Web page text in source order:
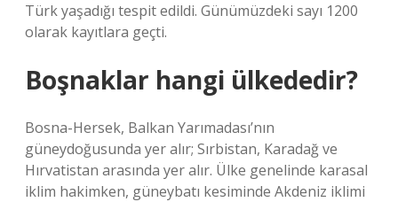
Türk yaşadığı tespit edildi. Günümüzdeki sayı 1200
olarak kayıtlara geçti.
Boşnaklar hangi ülkededir?
Bosna-Hersek, Balkan Yarımadası’nın
güneydoğusunda yer alır; Sırbistan, Karadağ ve
Hırvatistan arasında yer alır. Ülke genelinde karasal
iklim hakimken, güneybatı kesiminde Akdeniz iklimi